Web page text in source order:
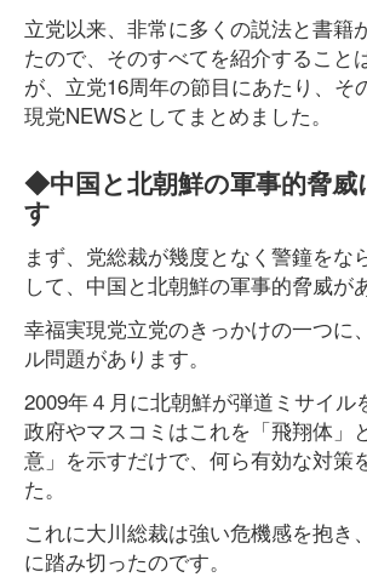
立党以来、非常に多くの説法と書籍
たので、そのすべてを紹介すること
が、立党16周年の節目にあたり、そ
現党NEWSとしてまとめました。
◆中国と北朝鮮の軍事的脅威
す
まず、党総裁が幾度となく警鐘をな
して、中国と北朝鮮の軍事的脅威が
幸福実現党立党のきっかけの一つに
ル問題があります。
2009年４月に北朝鮮が弾道ミサイル
政府やマスコミはこれを「飛翔体」
意」を示すだけで、何ら有効な対策
た。
これに大川総裁は強い危機感を抱き
に踏み切ったのです。